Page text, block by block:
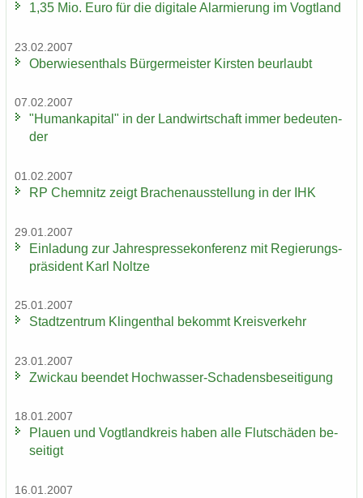
1,35 Mio. Euro für die di­gi­ta­le Alar­mie­rung im Vogt­land
23.02.2007
Ober­wie­sen­thals Bür­ger­meis­ter Kirs­ten be­ur­laubt
07.02.2007
"Hu­man­ka­pi­tal" in der Land­wirt­schaft immer be­deu­ten­
der
01.02.2007
RP Chem­nitz zeigt Bra­chen­aus­stel­lung in der IHK
29.01.2007
Ein­la­dung zur Jah­res­pres­se­kon­fe­renz mit Re­gie­rungs­
prä­si­dent Karl Nolt­ze
25.01.2007
Stadt­zen­trum Klin­gen­thal be­kommt Kreis­ver­kehr
23.01.2007
Zwi­ckau be­en­det Hochwasser-​Schadensbeseitigung
18.01.2007
Plau­en und Vogt­land­kreis haben alle Flut­schä­den be­
sei­tigt
16.01.2007